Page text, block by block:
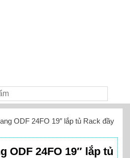
ODF 24FO 19″ lắp tủ Rack đầy
ODF 24FO 19″ lắp tủ